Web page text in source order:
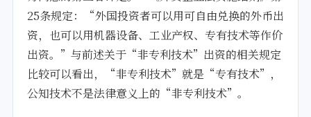
25条规定：“外国投资者可以用可自由兑换的外币出
资，也可以用机器设备、工业产权、专有技术等作价
出资。”与前述关于“非专利技术”出资的相关规定
比较可以看出，“非专利技术”就是“专有技术”，
公知技术不是法律意义上的“非专利技术”。